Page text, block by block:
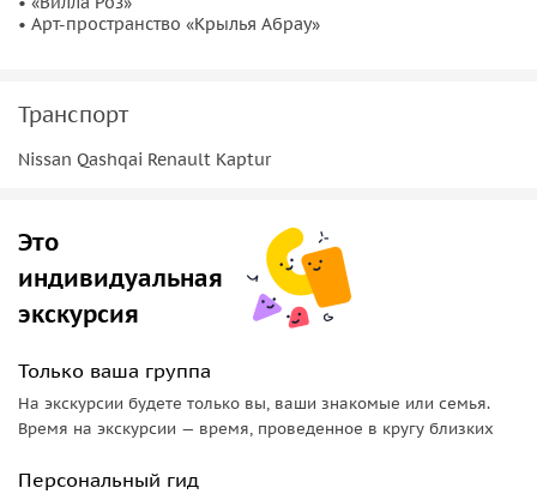
• Арт-пространство «Крылья Абрау»
Транспорт
Nissan Qashqai Renault Kaptur
Это
индивидуальная
экскурсия
Только ваша группа
На экскурсии будете только вы, ваши знакомые или семья.
Время на экскурсии — время, проведенное в кругу близких
Персональный гид